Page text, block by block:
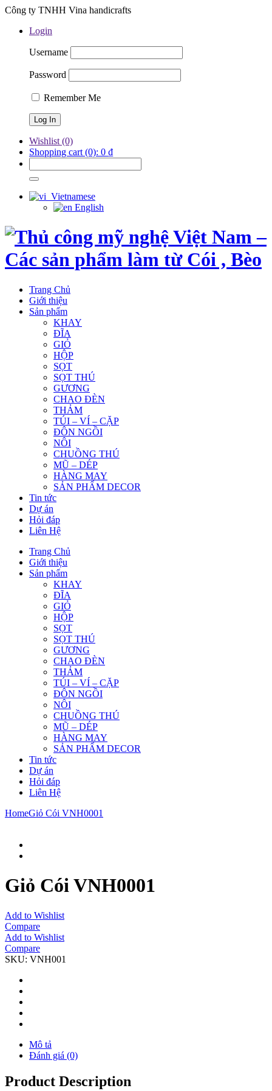
Công ty TNHH Vina handicrafts
Login
Username
Password
Remember Me
Wishlist (0)
Shopping cart (0): 0 ₫
Vietnamese
English
Trang Chủ
Giới thiệu
Sản phẩm
KHAY
ĐĨA
GIỎ
HỘP
SỌT
SỌT THÚ
GƯƠNG
CHAO ĐÈN
THẢM
TÚI – VÍ – CẶP
ĐÔN NGỒI
NÔI
CHUỒNG THÚ
MŨ – DÉP
HÀNG MAY
SẢN PHẨM DECOR
Tin tức
Dự án
Hỏi đáp
Liên Hệ
Trang Chủ
Giới thiệu
Sản phẩm
KHAY
ĐĨA
GIỎ
HỘP
SỌT
SỌT THÚ
GƯƠNG
CHAO ĐÈN
THẢM
TÚI – VÍ – CẶP
ĐÔN NGỒI
NÔI
CHUỒNG THÚ
MŨ – DÉP
HÀNG MAY
SẢN PHẨM DECOR
Tin tức
Dự án
Hỏi đáp
Liên Hệ
HomeGiỏ Cói VNH0001
Giỏ Cói VNH0001
Add to Wishlist
Compare
Add to Wishlist
Compare
SKU: VNH001
Mô tả
Đánh giá (0)
Product Description